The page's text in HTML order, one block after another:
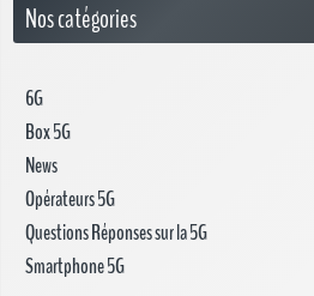
Nos catégories
6G
Box 5G
News
Opérateurs 5G
Questions Réponses sur la 5G
Smartphone 5G